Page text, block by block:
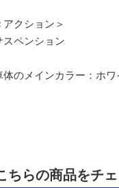
アクション＞
スペンション
体のメインカラー：ホワ
ちらの商品をチ